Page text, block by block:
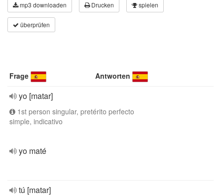
mp3 downloaden Drucken spielen
überprüfen
Frage Antworten
yo [matar]
1st person singular, pretérito perfecto
simple, indicativo
yo maté
tú [matar]